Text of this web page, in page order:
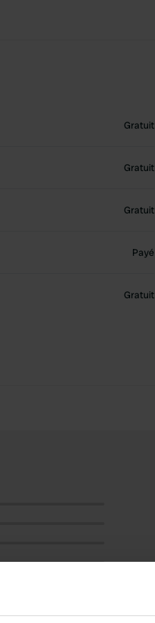
Gratuit
Gratuit
Gratuit
Payé
Gratuit